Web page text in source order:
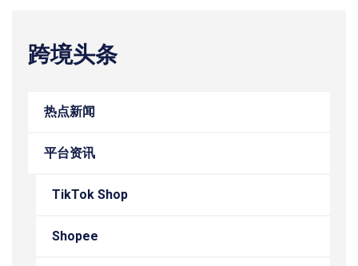
跨境头条
热点新闻
平台资讯
TikTok Shop
Shopee